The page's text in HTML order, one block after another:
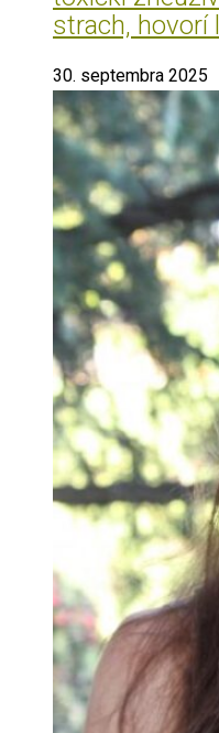
strach, hovorí
30. septembra 2025